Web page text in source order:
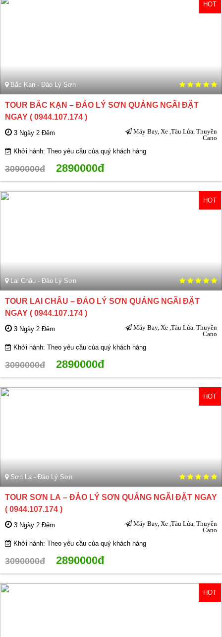
HOT
Bắc Kạn - Đảo Lý Sơn
TOUR BẮC KẠN – ĐẢO LÝ SƠN QUẢNG NGÃI ĐẶT
NGAY ( 0944.107.174 )
3 Ngày 2 Đêm
Máy Bay, Xe ,Tàu Lửa, Thuyền
Cano
Khởi hành: Theo yêu cầu của quý khách hàng
3090000đ 2890000đ
HOT
Lai Châu - Đảo Lý Sơn
TOUR LAI CHÂU – ĐẢO LÝ SƠN QUẢNG NGÃI ĐẶT
NGAY ( 0944.107.174 )
3 Ngày 2 Đêm
Máy Bay, Xe ,Tàu Lửa, Thuyền
Cano
Khởi hành: Theo yêu cầu của quý khách hàng
3090000đ 2890000đ
HOT
Sơn La - Đảo Lý Sơn
TOUR SƠN LA – ĐẢO LÝ SƠN QUẢNG NGÃI ĐẶT NGAY
( 0944.107.174 )
3 Ngày 2 Đêm
Máy Bay, Xe ,Tàu Lửa, Thuyền
Cano
Khởi hành: Theo yêu cầu của quý khách hàng
3090000đ 2890000đ
HOT